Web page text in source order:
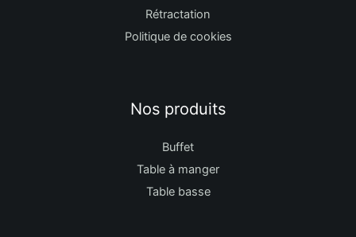
Rétractation
Politique de cookies
Nos produits
Buffet
Table à manger
Table basse